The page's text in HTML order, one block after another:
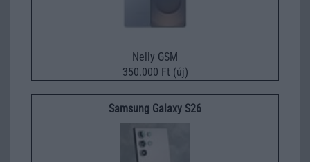
Nelly GSM
350.000 Ft (új)
Samsung Galaxy S26